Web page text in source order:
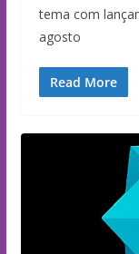
tema com
agosto
Read More